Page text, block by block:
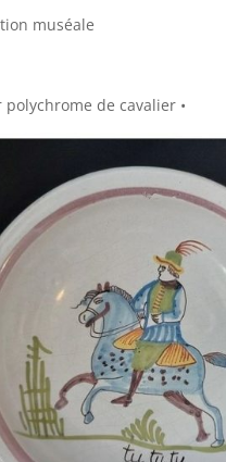
muséale
de cavalier •